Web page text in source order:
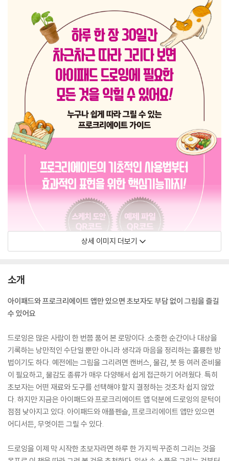
상세 이미지 더보기
소개
아이패드와 프로크리에이트 앱만 있으면 초보자도 부담 없이 그림을 즐길
수 있어요
드로잉은 많은 사람이 한 번쯤 품어 본 로망이다. 소중한 순간이나 대상을
기록하는 낭만적인 수단일 뿐만 아니라 생각과 마음을 정리하는 훌륭한 방
법이기도 하다. 예전에는 그림을 그리려면 캔버스, 물감, 붓 등 여러 준비물
이 필요하고, 물감도 종류가 매우 다양해서 쉽게 접근하기 어려웠다. 특히
초보자는 어떤 재료와 도구를 선택해야 할지 결정하는 것조차 쉽지 않았
다. 하지만 지금은 아이패드와 프로크리에이트 앱 덕분에 드로잉의 문턱이
점점 낮아지고 있다. 아이패드와 애플펜슬, 프로크리에이트 앱만 있으면
어디서든, 무엇이든 그릴 수 있다.
드로잉을 이제 막 시작한 초보자라면 하루 한 가지씩 꾸준히 그리는 것을